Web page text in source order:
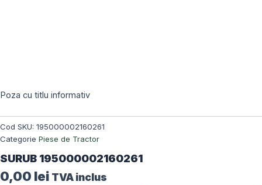
Poza cu titlu informativ
Cod SKU: 195000002160261
Categorie Piese de Tractor
SURUB 195000002160261
0,00 lei TVA inclus